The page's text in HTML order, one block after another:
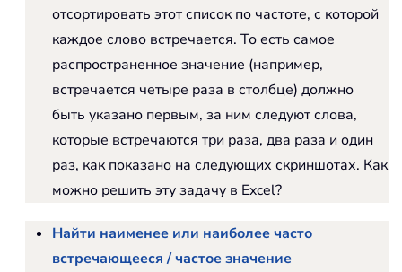
отсортировать этот список по частоте, с которой
каждое слово встречается. То есть самое
распространенное значение (например,
встречается четыре раза в столбце) должно
быть указано первым, за ним следуют слова,
которые встречаются три раза, два раза и один
раз, как показано на следующих скриншотах. Как
можно решить эту задачу в Excel?
Найти наименее или наиболее часто
встречающееся / частое значение